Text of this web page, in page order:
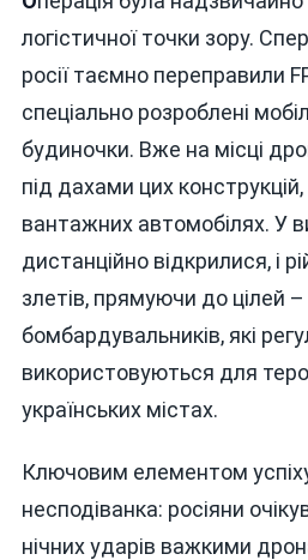
логістичної точки зору.
росії таємно переправили
спеціально розроблені
будиночки. Вже на місці
під дахами цих
вантажних автомобілях. У
дистанційно відкрилися, і
злетів, прямуючи до цілей –
бомбардувальників, які
використовуються для
українських містах.
Ключовим елементом
несподіванка: росіяни
нічних ударів важкими